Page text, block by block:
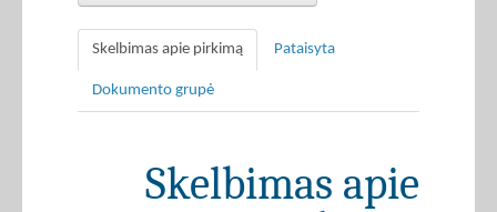
Skelbimas apie pirkimą Pataisyta
Dokumento grupė
Skelbimas apie